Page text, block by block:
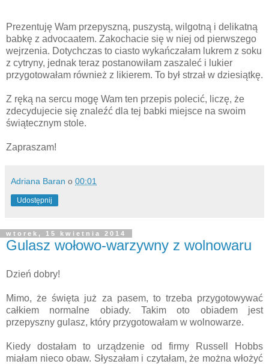
Prezentuję Wam przepyszną, puszystą, wilgotną i delikatną
babkę z advocaatem. Zakochacie się w niej od pierwszego
wejrzenia. Dotychczas to ciasto wykańczałam lukrem z soku
z cytryny, jednak teraz postanowiłam zaszaleć i lukier
przygotowałam również z likierem. To był strzał w dziesiątkę.
Z ręką na sercu mogę Wam ten przepis polecić, liczę, że
zdecydujecie się znaleźć dla tej babki miejsce na swoim
świątecznym stole.
Zapraszam!
Adriana Baran o 00:01
Udostępnij
wtorek, 15 kwietnia 2014
Gulasz wołowo-warzywny z wolnowaru
Dzień dobry!
Mimo, że święta już za pasem, to trzeba przygotowywać
całkiem normalne obiady. Takim oto obiadem jest
przepyszny gulasz, który przygotowałam w wolnowarze.
Kiedy dostałam to urządzenie od firmy Russell Hobbs
miałam nieco obaw. Słyszałam i czytałam, że można włożyć